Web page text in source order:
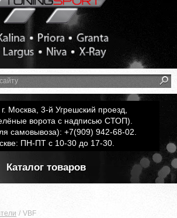
Москва, 3-й Угрешский проезд,
ворота с надписью СТОП).
самовывоза): +7(909) 942-68-02.
ПН-ПТ с 10-30 до 17-30.
Каталог товаров
VBF